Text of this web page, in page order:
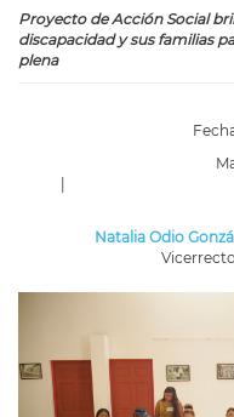
Proyecto de Acción Social
discapacidad y sus familias
plena
|
Natalia Odio